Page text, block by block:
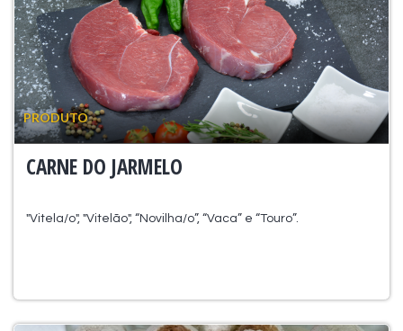
PRODUTO
CARNE DO JARMELO
"Vitela/o", "Vitelão", “Novilha/o”, “Vaca” e “Touro”.